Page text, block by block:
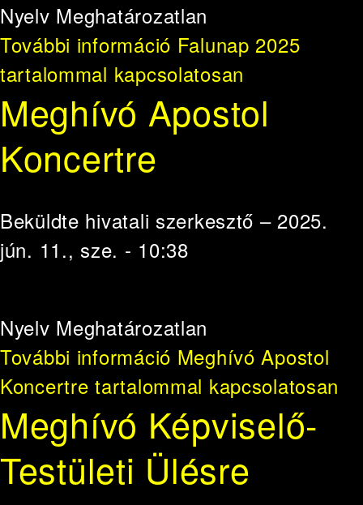
Nyelv Meghatározatlan
További információ Falunap 2025
tartalommal kapcsolatosan
Meghívó Apostol
Koncertre
Beküldte hivatali szerkesztő – 2025.
jún. 11., sze. - 10:38
Nyelv Meghatározatlan
További információ Meghívó Apostol
Koncertre tartalommal kapcsolatosan
Meghívó Képviselő-
Testületi Ülésre